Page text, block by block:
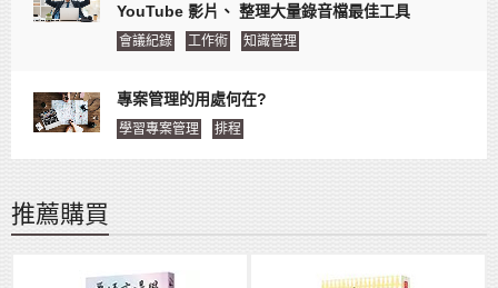
YouTube 影片、 整理大量錄音檔最佳工具
會議紀錄 工作術 知識管理
專案管理的用處何在?
學習專案管理 排程
推薦購買